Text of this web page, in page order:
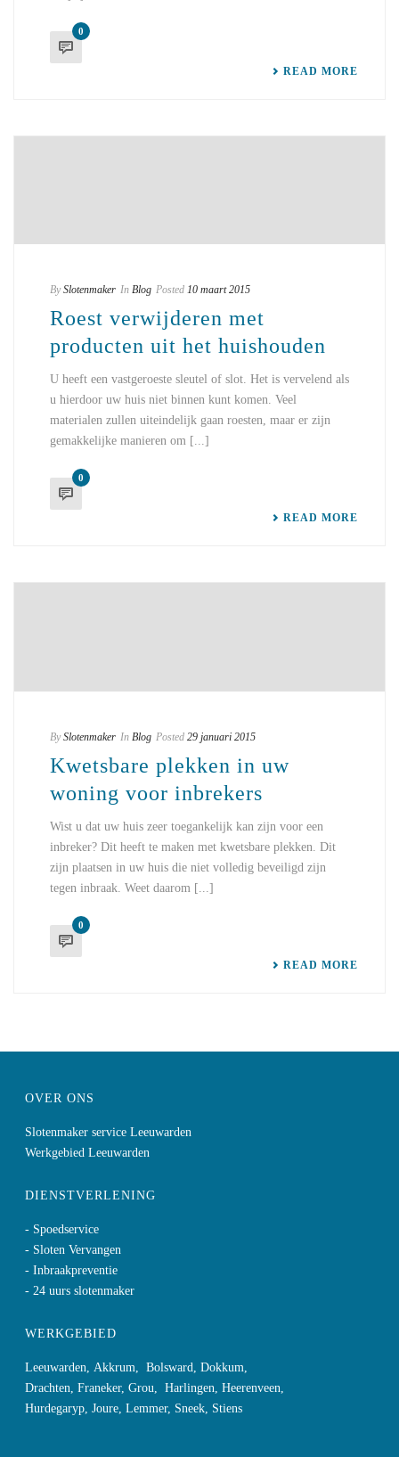
0
READ MORE
By Slotenmaker In Blog Posted 10 maart 2015
Roest verwijderen met
producten uit het huishouden
U heeft een vastgeroeste sleutel of slot. Het is vervelend als
u hierdoor uw huis niet binnen kunt komen. Veel
materialen zullen uiteindelijk gaan roesten, maar er zijn
gemakkelijke manieren om [...]
0
READ MORE
By Slotenmaker In Blog Posted 29 januari 2015
Kwetsbare plekken in uw
woning voor inbrekers
Wist u dat uw huis zeer toegankelijk kan zijn voor een
inbreker? Dit heeft te maken met kwetsbare plekken. Dit
zijn plaatsen in uw huis die niet volledig beveiligd zijn
tegen inbraak. Weet daarom [...]
0
READ MORE
OVER ONS
Slotenmaker service Leeuwarden
Werkgebied Leeuwarden
DIENSTVERLENING
- Spoedservice
- Sloten Vervangen
- Inbraakpreventie
- 24 uurs slotenmaker
WERKGEBIED
Leeuwarden Akkrum ,Bolsward ,Dokkum
Drachten ,Franeker,Grou ,Harlingen ,Heerenveen
Hurdegaryp ,Joure ,Lemmer, Sneek Stiens